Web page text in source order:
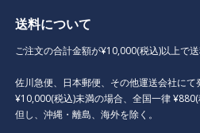
送料について
ご注文の合計金額が¥10,000(税込)以上で送
佐川急便、日本郵便、その他運送会社にて
¥10,000(税込)未満の場合、全国一律 ¥880(
但し、沖縄・離島、海外を除く。